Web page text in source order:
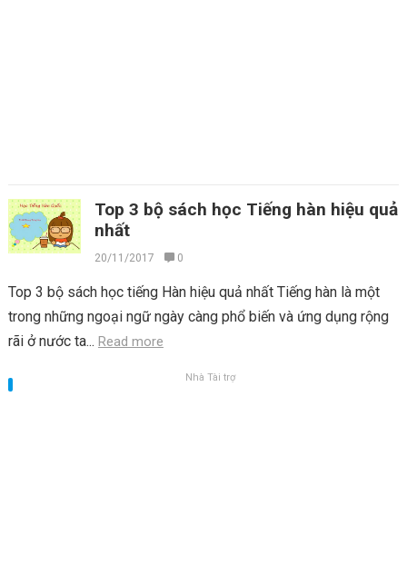
Top 3 bộ sách học Tiếng hàn hiệu quả
nhất
20/11/2017 0
Top 3 bộ sách học tiếng Hàn hiệu quả nhất Tiếng hàn là một
trong những ngoại ngữ ngày càng phổ biến và ứng dụng rộng
rãi ở nước ta... Read more
Nhà Tài trợ